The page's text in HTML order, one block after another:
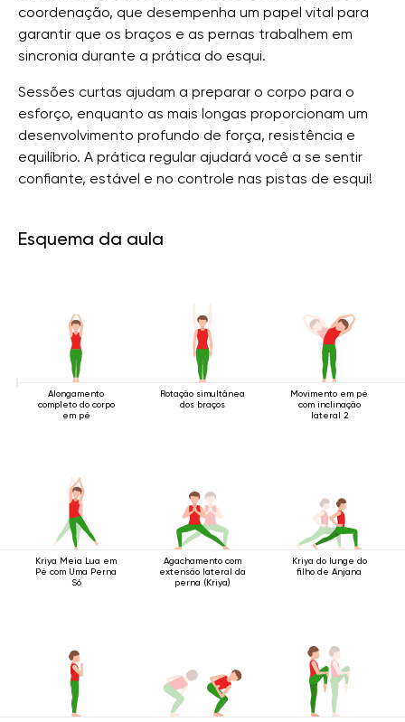
coordenação, que desempenha um papel vital para
garantir que os braços e as pernas trabalhem em
sincronia durante a prática do esqui.
Sessões curtas ajudam a preparar o corpo para o
esforço, enquanto as mais longas proporcionam um
desenvolvimento profundo de força, resistência e
equilíbrio. A prática regular ajudará você a se sentir
confiante, estável e no controle nas pistas de esqui!
Esquema da aula
Alongamento
completo do corpo
em pé
Rotação simultânea
dos braços
Movimento em pé
com inclinação
lateral 2
Kriya Meia Lua em
Pé com Uma Perna
Só
Agachamento com
extensão lateral da
perna (Kriya)
Kriya do lunge do
filho de Anjana